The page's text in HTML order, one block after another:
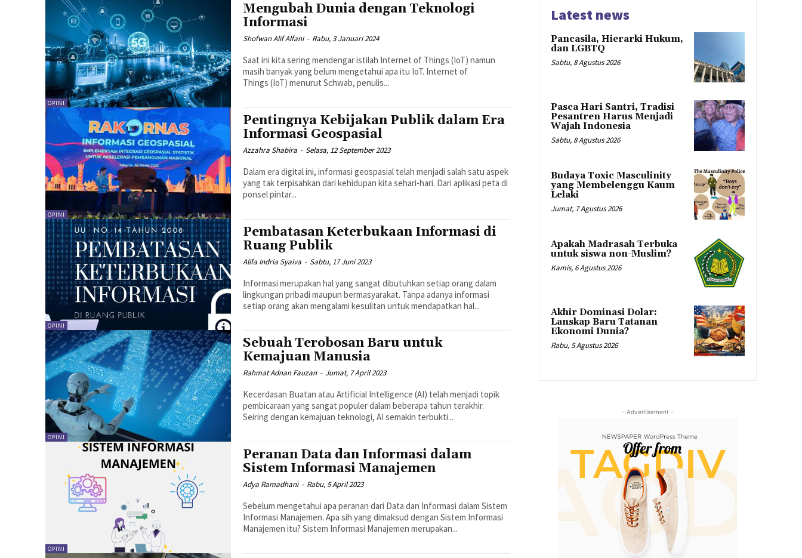
OPINI
Mengubah Dunia dengan Teknologi
Informasi
Shofwan Alif Alfani - Rabu, 3 Januari 2024
Saat ini kita sering mendengar istilah Internet of Things (IoT) namun
masih banyak yang belum mengetahui apa itu IoT. Internet of
Things (IoT) menurut Schwab, penulis...
OPINI
Pentingnya Kebijakan Publik dalam Era
Informasi Geospasial
Azzahra Shabira - Selasa, 12 September 2023
Dalam era digital ini, informasi geospasial telah menjadi salah satu aspek
yang tak terpisahkan dari kehidupan kita sehari-hari. Dari aplikasi peta di
ponsel pintar...
OPINI
Pembatasan Keterbukaan Informasi di
Ruang Publik
Alifa Indria Syaiva - Sabtu, 17 Juni 2023
​​​Informasi merupakan hal yang sangat dibutuhkan setiap orang dalam
lingkungan pribadi maupun bermasyarakat. Tanpa adanya informasi
setiap orang akan mengalami kesulitan untuk mendapatkan hal...
OPINI
Sebuah Terobosan Baru untuk
Kemajuan Manusia
Rahmat Adnan Fauzan - Jumat, 7 April 2023
Kecerdasan Buatan atau Artificial Intelligence (AI) telah menjadi topik
pembicaraan yang sangat populer dalam beberapa tahun terakhir.
Seiring dengan kemajuan teknologi, AI semakin terbukti...
OPINI
Peranan Data dan Informasi dalam
Sistem Informasi Manajemen
Adya Ramadhani - Rabu, 5 April 2023
Sebelum mengetahui apa peranan dari Data dan Informasi dalam Sistem
Informasi Manajemen. Apa sih yang dimaksud dengan Sistem Informasi
Manajemen itu? Sistem Informasi Manajemen merupakan...
Latest news
Pancasila, Hierarki Hukum,
dan LGBTQ
Sabtu, 8 Agustus 2026
Pasca Hari Santri, Tradisi
Pesantren Harus Menjadi
Wajah Indonesia
Sabtu, 8 Agustus 2026
Budaya Toxic Masculinity
yang Membelenggu Kaum
Lelaki
Jumat, 7 Agustus 2026
Apakah Madrasah Terbuka
untuk siswa non-Muslim?
Kamis, 6 Agustus 2026
Akhir Dominasi Dolar:
Lanskap Baru Tatanan
Ekonomi Dunia?
Rabu, 5 Agustus 2026
- Advertisement -